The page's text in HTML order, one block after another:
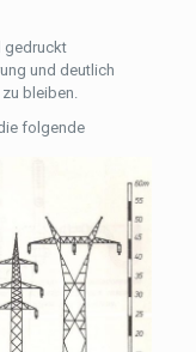
gedruckt
und deutlich
bleiben.
folgende